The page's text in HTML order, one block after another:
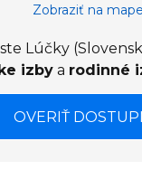
Zobraziť na mape
Lúčky
izbya rodinné
OVERIŤ